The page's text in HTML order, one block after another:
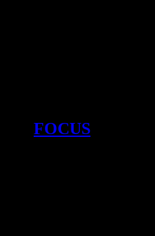
FOCUS